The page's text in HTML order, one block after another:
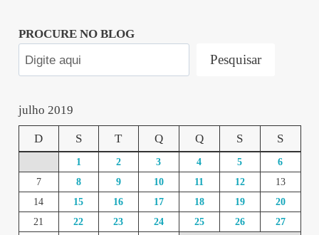
PROCURE NO BLOG
Pesquisar
julho 2019
D S T Q Q S S
1 2 3 4 5
6
7
8 9 10 11 12
13
14
15 16 17 18 19
20
21
22 23 24 25 26
27